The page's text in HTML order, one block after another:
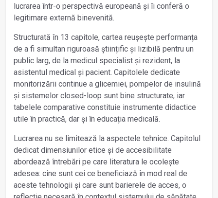
lucrarea într-o perspectivă europeană și îi conferă o
legitimare externă binevenită.
Structurată în 13 capitole, cartea reușește performanța
de a fi simultan riguroasă științific și lizibilă pentru un
public larg, de la medicul specialist și rezident, la
asistentul medical și pacient. Capitolele dedicate
monitorizării continue a glicemiei, pompelor de insulină
și sistemelor closed-loop sunt bine structurate, iar
tabelele comparative constituie instrumente didactice
utile în practică, dar și în educația medicală.
Lucrarea nu se limitează la aspectele tehnice. Capitolul
dedicat dimensiunilor etice și de accesibilitate
abordează întrebări pe care literatura le ocolește
adesea: cine sunt cei ce beneficiază în mod real de
aceste tehnologii și care sunt barierele de acces, o